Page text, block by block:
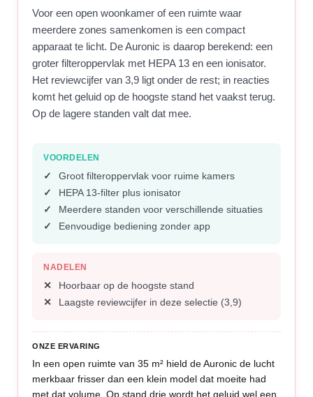
Voor een open woonkamer of een ruimte waar
meerdere zones samenkomen is een compact
apparaat te licht. De Auronic is daarop berekend: een
groter filteroppervlak met HEPA 13 en een ionisator.
Het reviewcijfer van 3,9 ligt onder de rest; in reacties
komt het geluid op de hoogste stand het vaakst terug.
Op de lagere standen valt dat mee.
VOORDELEN
Groot filteroppervlak voor ruime kamers
HEPA 13-filter plus ionisator
Meerdere standen voor verschillende situaties
Eenvoudige bediening zonder app
NADELEN
Hoorbaar op de hoogste stand
Laagste reviewcijfer in deze selectie (3,9)
ONZE ERVARING
In een open ruimte van 35 m² hield de Auronic de lucht
merkbaar frisser dan een klein model dat moeite had
met dat volume. Op stand drie wordt het geluid wel een